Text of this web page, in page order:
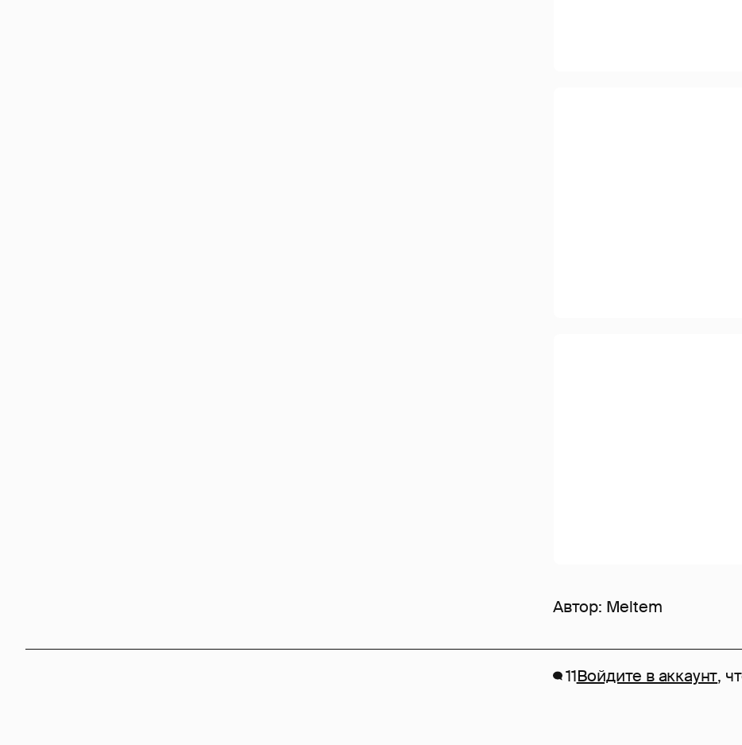
Автор: Meltem
11Войдите в аккаунт,